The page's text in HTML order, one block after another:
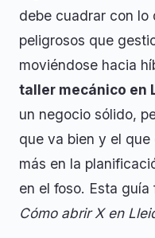
debe cuadrar con lo
peligrosos que
moviéndose hacia
taller mecánico en
un negocio sólido,
que va bien y el
más en la
en el foso. Esta
Cómo abrir X en